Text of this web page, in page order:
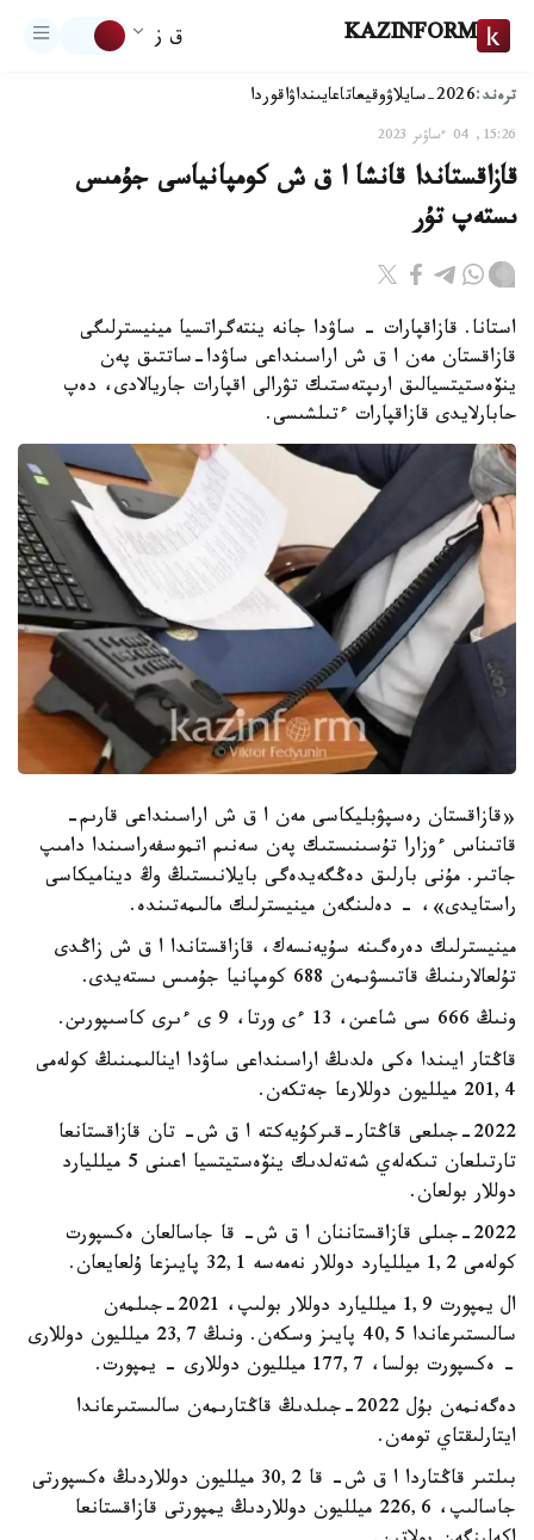
KAZINFORM ق ز
ترەند:2026-سايلاۋ وقيعاتاعايىنداۋاقوردا
15:26, 04 ءساۋىر 2023
قازاقستاندا قانشا ا ق ش كومپانياسى جۇمىس
ىستەپ تۇر
استانا. قازاقپارات - ساۋدا جانە ينتەگراتسيا مينيسترلىگى
قازاقستان مەن ا ق ش اراسىنداعى ساۋدا-ساتتىق پەن
ينۆەستيتسيالىق ارىپتەستىك تۋرالى اقپارات جاريالادى، دەپ
حابارلايدى قازاقپارات ءتىلشىسى.
«قازاقستان رەسپۋبليكاسى مەن ا ق ش اراسىنداعى قارىم-
قاتىناس ءوزارا تۇسىنىستىك پەن سەنىم اتموسفەراسىندا دامىپ
جاتىر. مۇنى بارلىق دەڭگەيدەگى بايلانىستىڭ وڭ ديناميكاسى
راستايدى»، - دەلىنگەن مينيسترلىك مالىمەتىندە.
مينيسترلىك دەرەگىنە سۇيەنسەك، قازاقستاندا ا ق ش زاڭدى
تۇلعالارىنىڭ قاتىسۋىمەن 688 كومپانيا جۇمىس ىستەيدى.
ونىڭ 666 سى شاعىن، 13 ءى ورتا، 9 ى ءىرى كاسىپورىن.
قاڭتار ايىندا ەكى ەلدىڭ اراسىنداعى ساۋدا اينالىمىنىڭ كولەمى
201,4 ميلليون دوللارعا جەتكەن.
2022-جىلعى قاڭتار-قىركۇيەكتە ا ق ش- تان قازاقستانعا
تارتىلعان تىكەلەي شەتەلدىك ينۆەستيتسيا اعىنى 5 ميلليارد
دوللار بولعان.
2022-جىلى قازاقستاننان ا ق ش- قا جاسالعان ەكسپورت
كولەمى 1,2 ميلليارد دوللار نەمەسە 32,1 پايىزعا ۇلعايعان.
ال يمپورت 1,9 ميلليارد دوللار بولىپ، 2021-جىلمەن
سالىستىرعاندا 40,5 پايىز وسكەن. ونىڭ 23,7 ميلليون دوللارى
- ەكسپورت بولسا، 177,7 ميلليون دوللارى - يمپورت.
دەگەنمەن بۇل 2022-جىلدىڭ قاڭتارىمەن سالىستىرعاندا
ايتارلىقتاي تومەن.
بىلتىر قاڭتاردا ا ق ش- قا 30,2 ميلليون دوللاردىڭ ەكسپورتى
جاسالىپ، 226,6 ميلليون دوللاردىڭ يمپورتى قازاقستانعا